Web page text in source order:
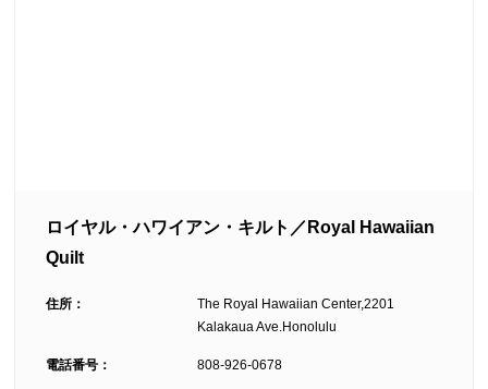
ロイヤル・ハワイアン・キルト／Royal Hawaiian
Quilt
住所：
The Royal Hawaiian Center,2201
Kalakaua Ave.Honolulu
電話番号： 808-926-0678